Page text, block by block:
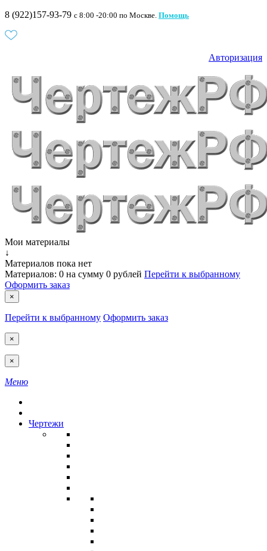
8 (922)157-93-79 c 8:00 -20:00 по Москве. Помощь
Авторизация
Мои материалы
↓
Материалов пока нет
Материалов: 0 на сумму 0 рублей Перейти к выбранному
Оформить заказ
×
Перейти к выбранному Оформить заказ
×
×
Меню
Чертежи